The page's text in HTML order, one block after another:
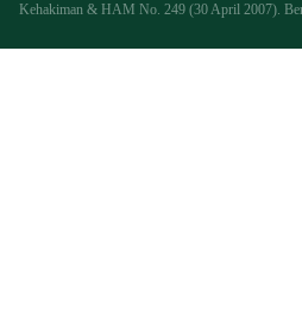
Kehakiman & HAM No. 249 (30 April 2007).